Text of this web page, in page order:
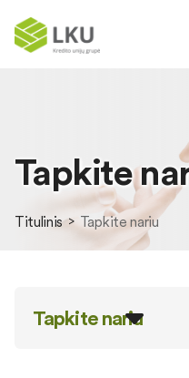
Tapkite
Titulinis Tapkite nariu
Tapkite nariu